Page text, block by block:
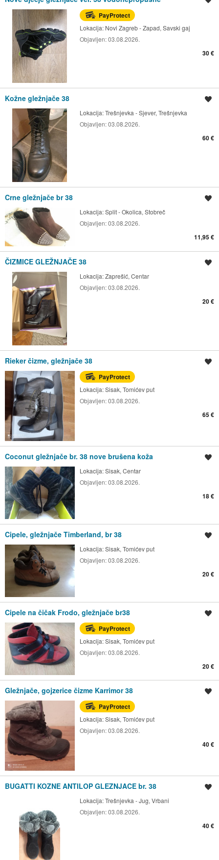
PayProtect
Lokacija: Novi Zagreb - Zapad, Savski gaj
Objavljen:03.08.2026.
30 €
Kožne gležnjače 38
Lokacija:Trešnjevka - Sjever, Trešnjevka
Objavljen:03.08.2026.
60 €
Crne gležnjače br 38
Lokacija:Split - Okolica, Stobreč
Objavljen:03.08.2026.
11,95 €
ČIZMICE GLEŽNJAČE 38
Lokacija:Zaprešić, Centar
Objavljen:03.08.2026.
20 €
Rieker čizme, gležnjače 38
PayProtect
Lokacija:Sisak, Tomićev put
Objavljen:03.08.2026.
65 €
Coconut gležnjače br. 38 nove brušena koža
Lokacija:Sisak, Centar
Objavljen:03.08.2026.
18 €
Cipele, gležnjače Timberland, br 38
Lokacija:Sisak, Tomićev put
Objavljen:03.08.2026.
20 €
Cipele na čičak Frodo, gležnjače br38
PayProtect
Lokacija:Sisak, Tomićev put
Objavljen:03.08.2026.
20 €
Gležnjače, gojzerice čizme Karrimor 38
PayProtect
Lokacija:Sisak, Tomićev put
Objavljen:03.08.2026.
40 €
BUGATTI KOZNE ANTILOP GLEZNJACE br. 38
Lokacija:Trešnjevka - Jug, Vrbani
Objavljen:03.08.2026.
40 €